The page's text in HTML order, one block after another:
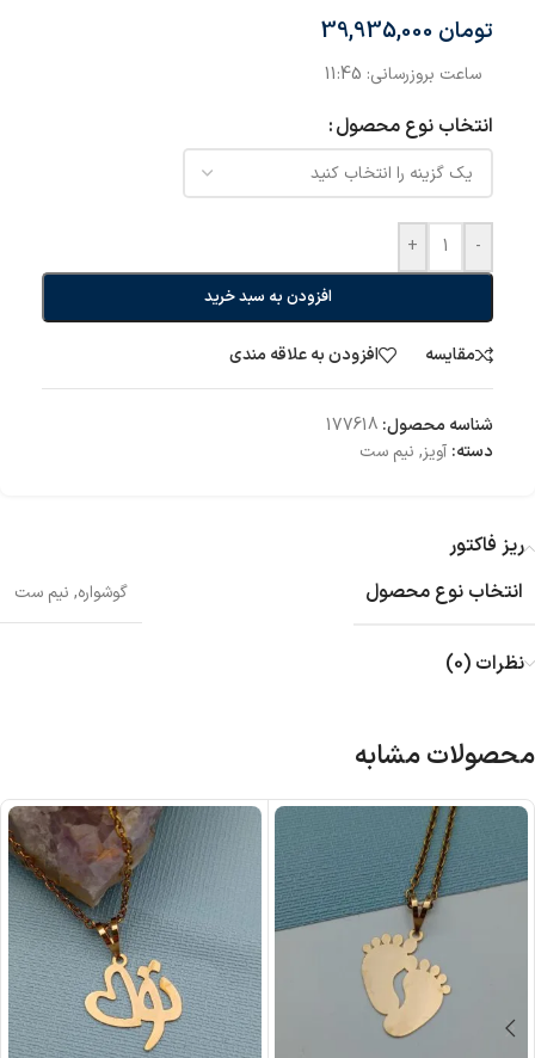
تومان
ساعت بروزرسانی: 11:45
انتخاب نوع محصول
-
+
افزودن به سبد خرید
مقایسه افزودن به علاقه مندی
شناسه محصول: 177618
دسته: آویز, نیم ست
ریز فاکتور
انتخاب نوع محصول
گوشواره, نیم ست
نظرات (0)
محصولات مشابه